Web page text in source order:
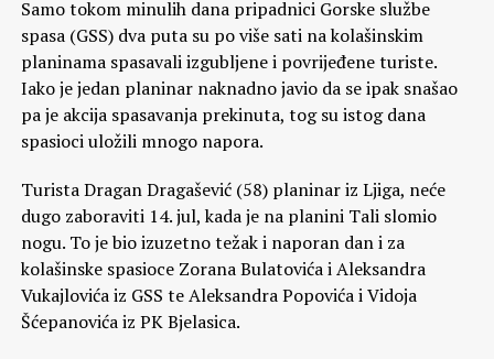
Samo tokom minulih dana pripadnici Gorske službe
spasa (GSS) dva puta su po više sati na kolašinskim
planinama spasavali izgubljene i povrijeđene turiste.
Iako je jedan planinar naknadno javio da se ipak snašao
pa je akcija spasavanja prekinuta, tog su istog dana
spasioci uložili mnogo napora.
Turista Dragan Dragašević (58) planinar iz Ljiga, neće
dugo zaboraviti 14. jul, kada je na planini Tali slomio
nogu. To je bio izuzetno težak i naporan dan i za
kolašinske spasioce Zorana Bulatovića i Aleksandra
Vukajlovića iz GSS te Aleksandra Popovića i Vidoja
Šćepanovića iz PK Bjelasica.